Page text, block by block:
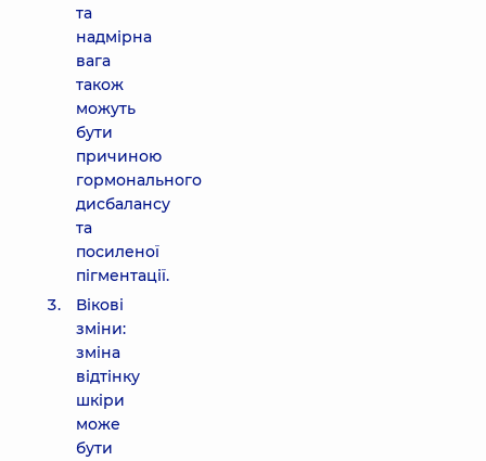
та
надмірна
вага
також
можуть
бути
причиною
гормонального
дисбалансу
та
посиленої
пігментації.
Вікові
зміни:
зміна
відтінку
шкіри
може
бути